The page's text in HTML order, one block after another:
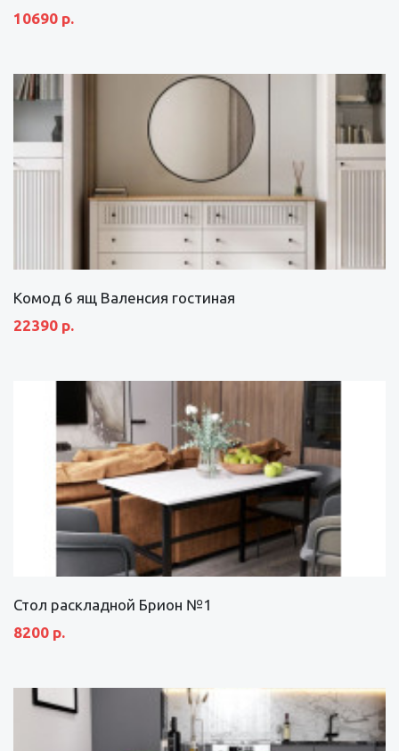
10690 р.
Комод 6 ящ Валенсия гостиная
22390 р.
Стол раскладной Брион №1
8200 р.